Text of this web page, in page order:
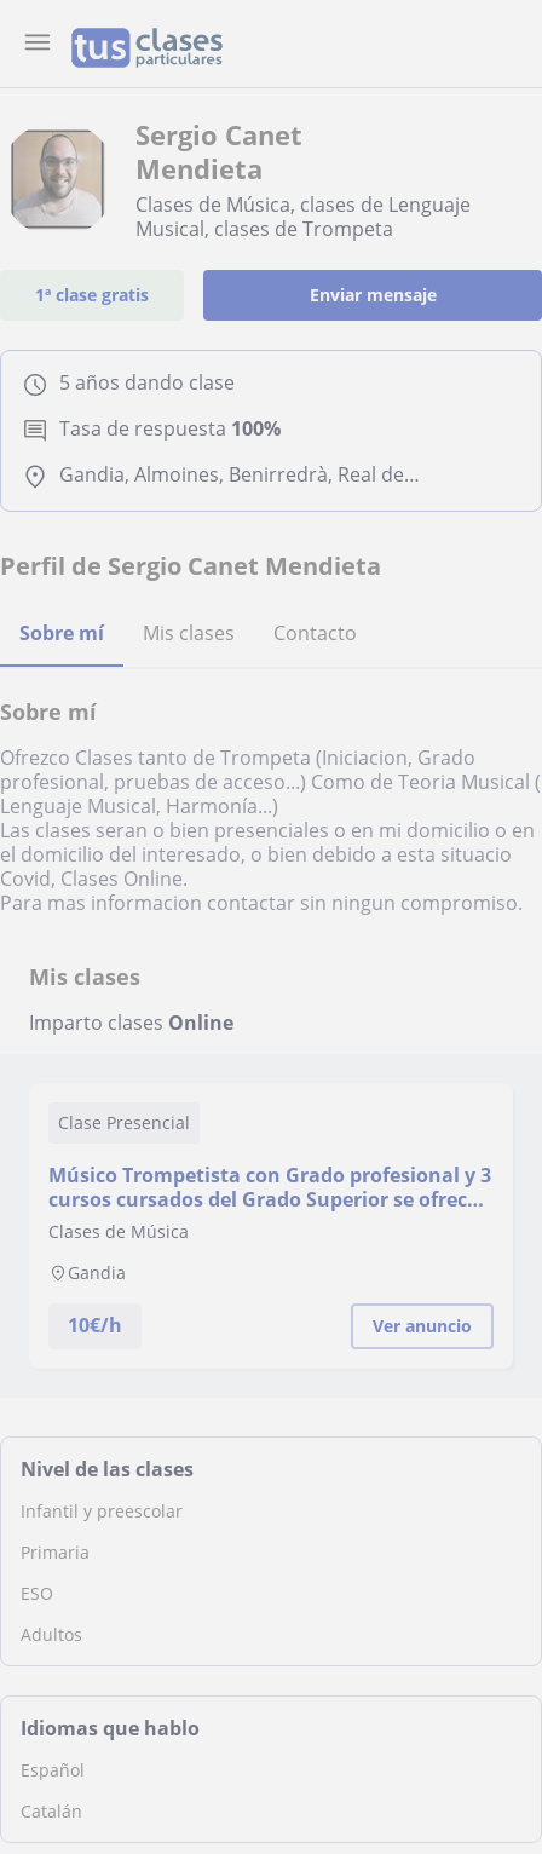
Sergio Canet
Mendieta
Clases de Música, clases de Lenguaje
Musical, clases de Trompeta
1ª clase gratis Enviar mensaje
5 años dando clase
Tasa de respuesta 100%
Gandia, Almoines, Benirredrà, Real de Gandía
Perfil de Sergio Canet Mendieta
Sobre mí Mis clases Contacto
Sobre mí
Ofrezco Clases tanto de Trompeta (Iniciacion, Grado
profesional, pruebas de acceso...) Como de Teoria Musical (
Lenguaje Musical, Harmonía...)
Las clases seran o bien presenciales o en mi domicilio o en
el domicilio del interesado, o bien debido a esta situacio
Covid, Clases Online.
Para mas informacion contactar sin ningun compromiso.
Mis clases
Imparto clases Online
Clase Presencial
Músico Trompetista con Grado profesional y 3
cursos cursados del Grado Superior se ofrece
para impartir clases particulares de música,
como instrumento, Trompeta, para niveles de
Clases de Música
Gandia
10€/h Ver anuncio
Nivel de las clases
Infantil y preescolar
Primaria
ESO
Adultos
Idiomas que hablo
Español
Catalán